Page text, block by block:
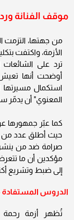
موقف الفنانة
من جهتها، التزمت
الأزمة، واكتفت
ترد على
أوضحت أنها
استكمال مسيرتها
المعنوي" أن يدمّر
كما عبّر جمهورها
حيث أطلق عدد من
صرامة ضد من ينشر
مؤكدين أن ما
إلى ضبط وتشريع
الدروس المستفادة
تُظهر أزمة